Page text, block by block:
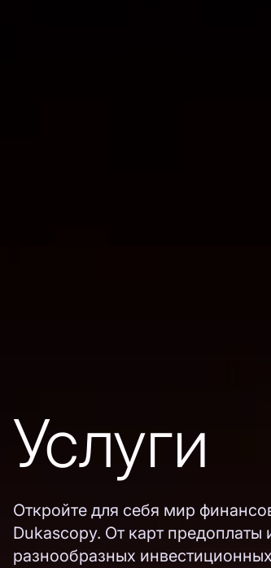
Услуги
Откройте для себя мир
Dukascopy. От карт предоплаты
разнообразных